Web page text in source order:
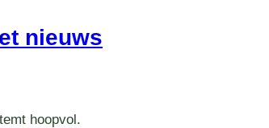
nieuws
hoopvol.